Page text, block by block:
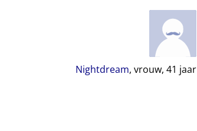
Nightdream, vrouw, 41 jaar